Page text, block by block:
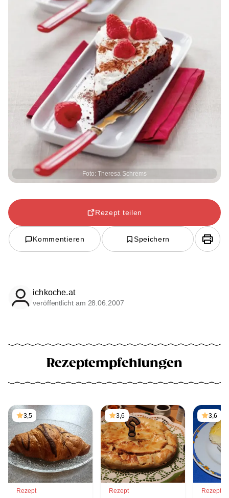
Foto: Theresa Schrems
Rezept teilen
Kommentieren Speichern
ichkoche.at
veröffentlicht am 28.06.2007
Rezeptempfehlungen
3,5
Rezept
3,6
Rezept
3,6
Rezept